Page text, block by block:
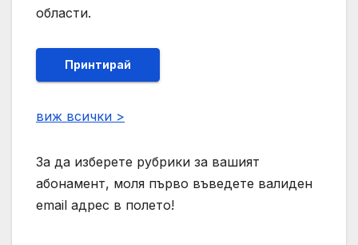
области.
Принтирай
виж всички >
За да изберете рубрики за вашият
абонамент, моля първо въведете валиден
email адрес в полето!